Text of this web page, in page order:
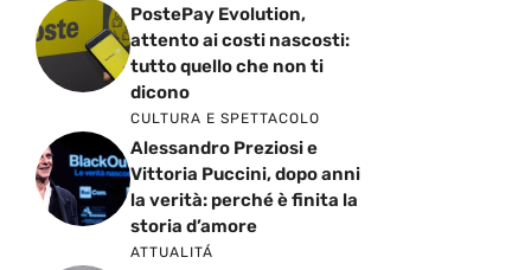
PostePay Evolution,
attento ai costi nascosti:
tutto quello che non ti
dicono
CULTURA E SPETTACOLO
Alessandro Preziosi e
Vittoria Puccini, dopo anni
la verità: perché è finita la
storia d’amore
ATTUALITÁ